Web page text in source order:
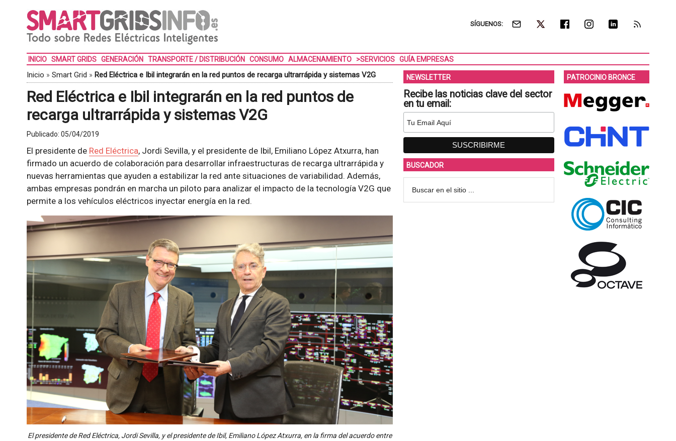
SÍGUENOS:
INICIO SMART GRIDS GENERACIÓN TRANSPORTE / DISTRIBUCIÓN CONSUMO ALMACENAMIENTO >SERVICIOS GUÍA EMPRESAS
Inicio » Smart Grid » Red Eléctrica e Ibil integrarán en la red puntos de recarga ultrarrápida y sistemas V2G
Red Eléctrica e Ibil integrarán en la red puntos de
recarga ultrarrápida y sistemas V2G
Publicado: 05/04/2019
El presidente de Red Eléctrica, Jordi Sevilla, y el presidente de Ibil, Emiliano López Atxurra, han
firmado un acuerdo de colaboración para desarrollar infraestructuras de recarga ultrarrápida y
nuevas herramientas que ayuden a estabilizar la red ante situaciones de variabilidad. Además,
ambas empresas pondrán en marcha un piloto para analizar el impacto de la tecnología V2G que
permite a los vehículos eléctricos inyectar energía en la red.
El presidente de Red Eléctrica, Jordi Sevilla, y el presidente de Ibil, Emiliano López Atxurra, en la firma del acuerdo entre
NEWSLETTER
Recibe las noticias clave del sector
en tu email:
BUSCADOR
PATROCINIO BRONCE